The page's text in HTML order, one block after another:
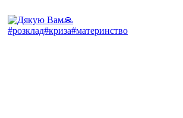
#розклад#криза#материнство